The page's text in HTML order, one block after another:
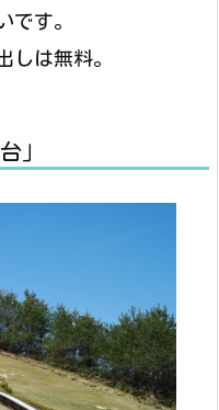
です。
しは無料。
」